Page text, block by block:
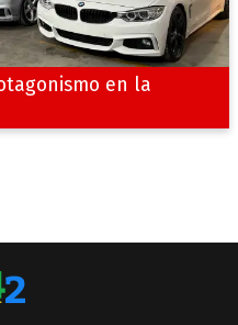
en la